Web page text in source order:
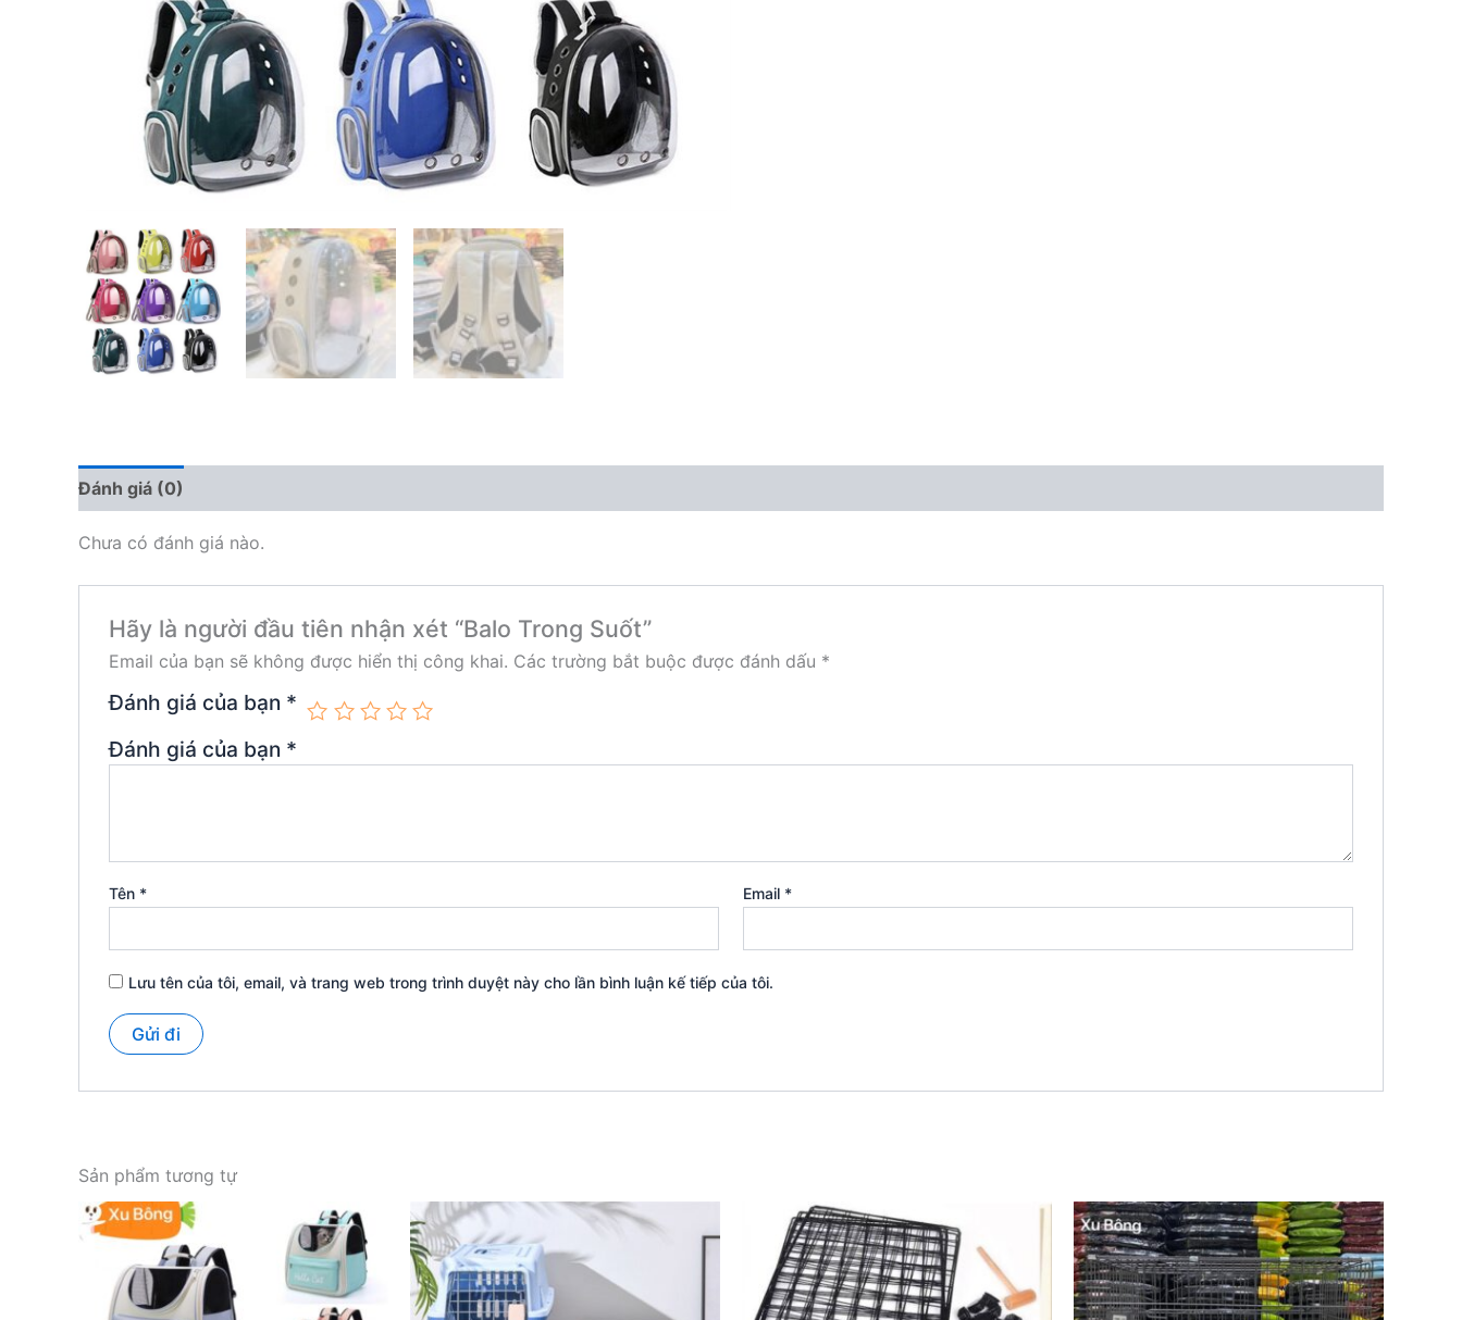
Đánh giá (0)
Chưa có đánh giá nào.
Hãy là người đầu tiên nhận xét “Balo Trong Suốt”
Email của bạn sẽ không được hiển thị công khai. Các trường bắt buộc được đánh dấu *
Đánh giá của bạn *
Đánh giá của bạn *
Tên * Email *
Lưu tên của tôi, email, và trang web trong trình duyệt này cho lần bình luận kế tiếp của tôi.
Sản phẩm tương tự